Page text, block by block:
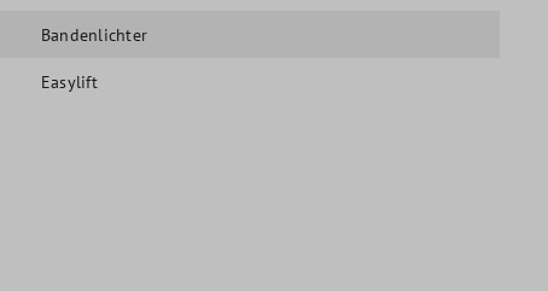
Bandenlichter
Easylift